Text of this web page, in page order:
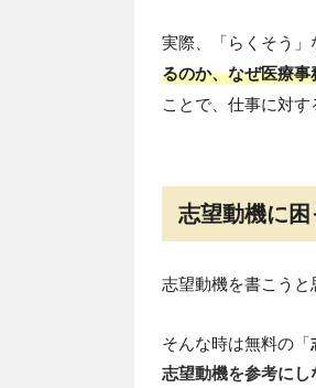
実際、「らくそう」
るのか、なぜ医療
ことで、仕事に対す
志望動機に
志望動機を書こうと
そんな時は無料の「
志望動機を参考にし